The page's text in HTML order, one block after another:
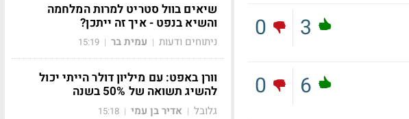
3
0
6
0
שיאים בוול סטריט למרות המלחמה
והשיא בנפט - איך זה ייתכן?
ניתוחים ודעות | עמית בר |
15:19
וורן באפט: עם מיליון דולר הייתי יכול
להשיג תשואה של 50% בשנה
גלובל | אדיר בן עמי |
15:18